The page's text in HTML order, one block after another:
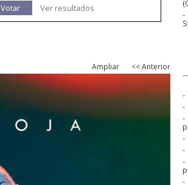
Votar
Ver resultados
Ampliar << Anterior